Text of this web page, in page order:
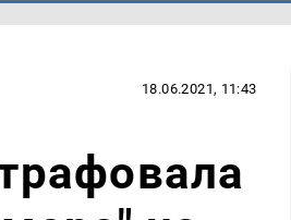
18.06.2021, 11:43